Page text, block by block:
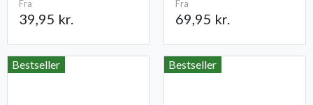
Fra
39,95 kr.
Fra
69,95 kr.
Bestseller Bestseller